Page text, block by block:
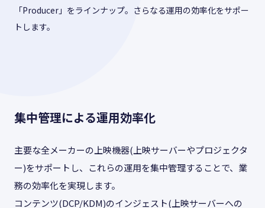
「Producer」をラインナップ。さらなる運用の効率化をサポー
トします。
集中管理による運用効率化
主要な全メーカーの上映機器(上映サーバーやプロジェクタ
ー)をサポートし、これらの運用を集中管理することで、業
務の効率化を実現します。
コンテンツ(DCP/KDM)のインジェスト(上映サーバーへの